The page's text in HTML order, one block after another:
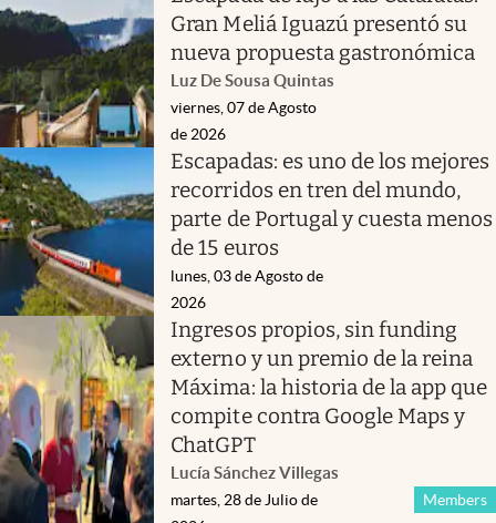
Gran Meliá Iguazú presentó su
nueva propuesta gastronómica
Luz De Sousa Quintas
viernes, 07 de Agosto
de 2026
Escapadas: es uno de los mejores
recorridos en tren del mundo,
parte de Portugal y cuesta menos
de 15 euros
lunes, 03 de Agosto de
2026
Ingresos propios, sin funding
externo y un premio de la reina
Máxima: la historia de la app que
compite contra Google Maps y
ChatGPT
Lucía Sánchez Villegas
Members
martes, 28 de Julio de